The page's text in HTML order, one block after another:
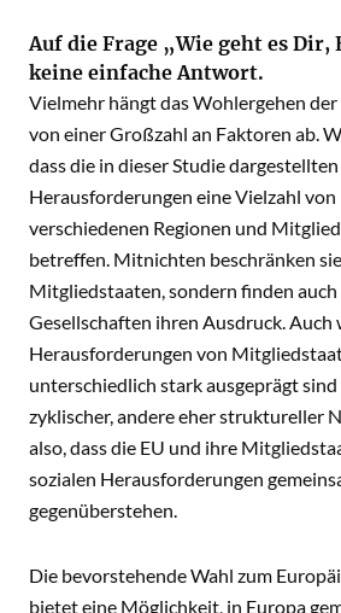
Auf die Frage „Wie geht es Dir,
keine einfache Antwort.
Vielmehr hängt das Wohlergehen
von einer Großzahl an Faktoren ab.
dass die in dieser Studie dargestellten
Herausforderungen eine Vielzahl von
verschiedenen Regionen und
betreffen. Mitnichten beschränken
Mitgliedstaaten, sondern finden
Gesellschaften ihren Ausdruck. Auch
Herausforderungen von
unterschiedlich stark ausgeprägt
zyklischer, andere eher struktureller
also, dass die EU und ihre
sozialen Herausforderungen
gegenüberstehen.
Die bevorstehende Wahl zum
bietet eine Möglichkeit, in Europa